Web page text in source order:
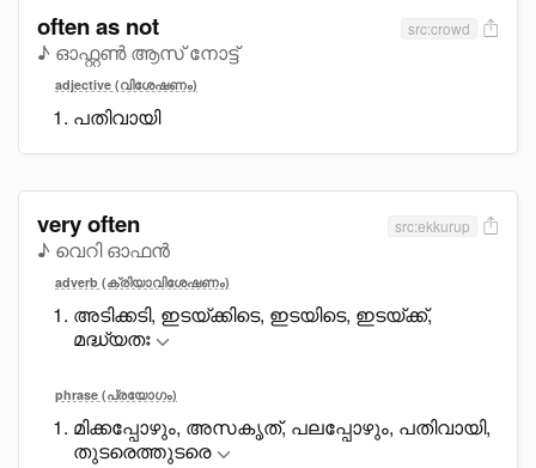
often as not
♪ ഓഫ്റ്റൺ ആസ് നോട്ട്
src:crowd
adjective (വിശേഷണം)
പതിവായി
very often
♪ വെറി ഓഫൻ
src:ekkurup
adverb (ക്രിയാവിശേഷണം)
അടിക്കടി, ഇടയ്ക്കിടെ, ഇടയിടെ, ഇടയ്ക്ക്,
മദ്ധ്യതഃ
phrase (പ്രയോഗം)
മിക്കപ്പോഴും, അസകൃത്, പലപ്പോഴും, പതിവായി,
തുടരെത്തുടരെ